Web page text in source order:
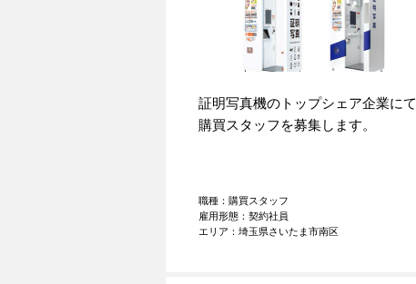
証明写真機のトップシェア企業にて
購買スタッフを募集します。
職種：購買スタッフ
雇用形態：契約社員
エリア：埼玉県さいたま市南区